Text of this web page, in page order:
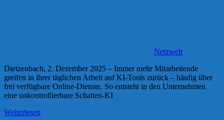
Netzwelt
Dietzenbach, 2. Dezember 2025 – Immer mehr Mitarbeitende
greifen in ihrer täglichen Arbeit auf KI-Tools zurück – häufig über
frei verfügbare Online-Dienste. So entsteht in den Unternehmen
eine unkontrollierbare Schatten-KI
Weiterlesen